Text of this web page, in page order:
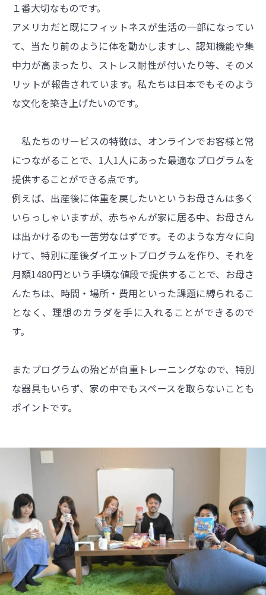
１番大切なものです。
アメリカだと既にフィットネスが生活の一部になってい
て、当たり前のように体を動かしますし、認知機能や集
中力が高まったり、ストレス耐性が付いたり等、そのメ
リットが報告されています。私たちは日本でもそのよう
な文化を築き上げたいのです。
私たちのサービスの特徴は、オンラインでお客様と常
につながることで、1人1人にあった最適なプログラムを
提供することができる点です。
例えば、出産後に体重を戻したいというお母さんは多く
いらっしゃいますが、赤ちゃんが家に居る中、お母さん
は出かけるのも一苦労なはずです。そのような方々に向
けて、特別に産後ダイエットプログラムを作り、それを
月額1480円という手頃な値段で提供することで、お母さ
んたちは、時間・場所・費用といった課題に縛られるこ
となく、理想のカラダを手に入れることができるので
す。
またプログラムの殆どが自重トレーニングなので、特別
な器具もいらず、家の中でもスペースを取らないことも
ポイントです。